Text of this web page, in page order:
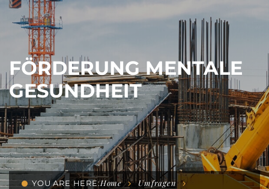
FÖRDERUNG MENTALE
GESUNDHEIT
YOU ARE HERE:Home
Umfragen